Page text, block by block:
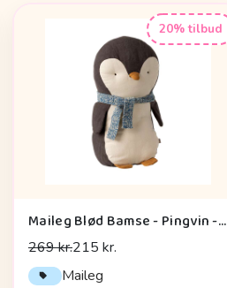
20% tilbud
Maileg Blød Bamse - Pingvin - Medium
269 kr.215 kr.
Maileg